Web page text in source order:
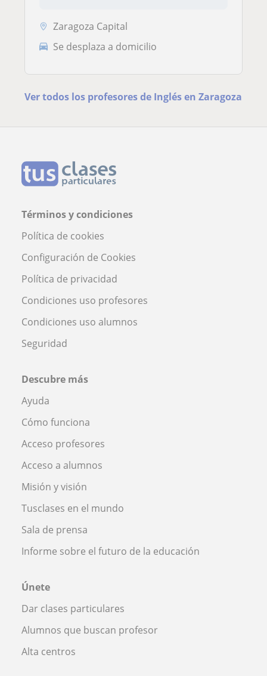
Zaragoza Capital
Se desplaza a domicilio
Ver todos los profesores de Inglés en Zaragoza
Términos y condiciones
Política de cookies
Configuración de Cookies
Política de privacidad
Condiciones uso profesores
Condiciones uso alumnos
Seguridad
Descubre más
Ayuda
Cómo funciona
Acceso profesores
Acceso a alumnos
Misión y visión
Tusclases en el mundo
Sala de prensa
Informe sobre el futuro de la educación
Únete
Dar clases particulares
Alumnos que buscan profesor
Alta centros